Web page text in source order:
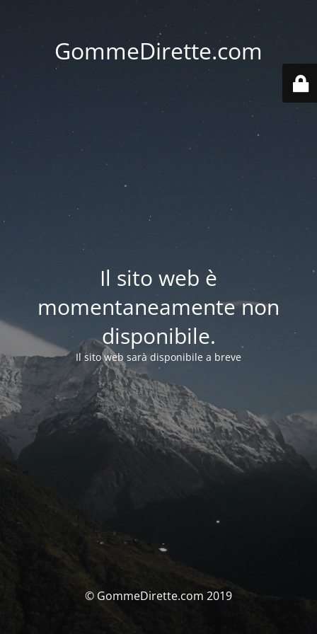
GommeDirette.com
Il sito web è
momentaneamente non
disponibile.
Il sito web sarà disponibile a breve
© GommeDirette.com 2019